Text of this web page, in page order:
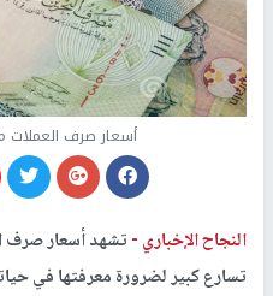
أسعار صرف العملات
النجاح الإخباري -تشهد أسعار صرف
تسارع كبير لضرورة معرفتها في